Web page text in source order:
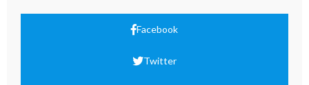
Facebook
Twitter